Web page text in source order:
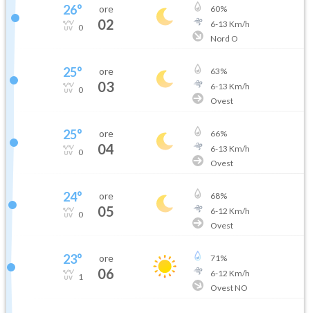
26°
0
ore
02
60%
6-13 Km/h
Nord O
25°
0
ore
03
63%
6-13 Km/h
Ovest
25°
0
ore
04
66%
6-13 Km/h
Ovest
24°
0
ore
05
68%
6-12 Km/h
Ovest
23°
1
ore
06
71%
6-12 Km/h
Ovest NO